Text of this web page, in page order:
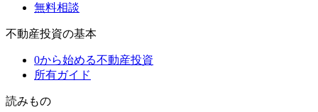
無料相談
不動産投資の基本
0から始める不動産投資
所有ガイド
読みもの